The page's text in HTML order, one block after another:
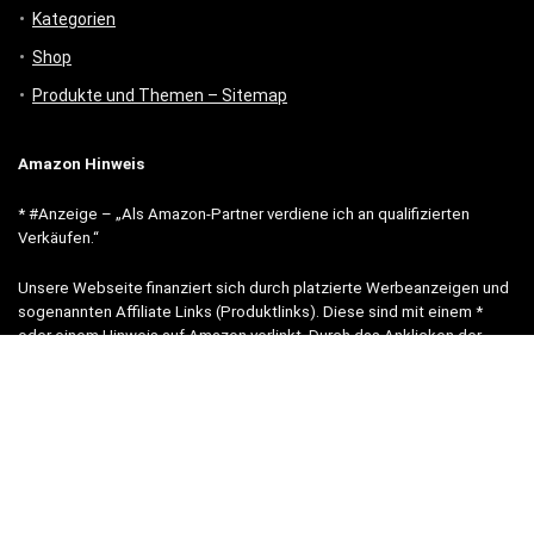
Kategorien
Shop
Produkte und Themen – Sitemap
Amazon Hinweis
* #Anzeige – „Als Amazon-Partner verdiene ich an qualifizierten
Verkäufen.“
Unsere Webseite finanziert sich durch platzierte Werbeanzeigen und
sogenannten Affiliate Links (Produktlinks). Diese sind mit einem *
oder einem Hinweis auf Amazon verlinkt. Durch das Anklicken der